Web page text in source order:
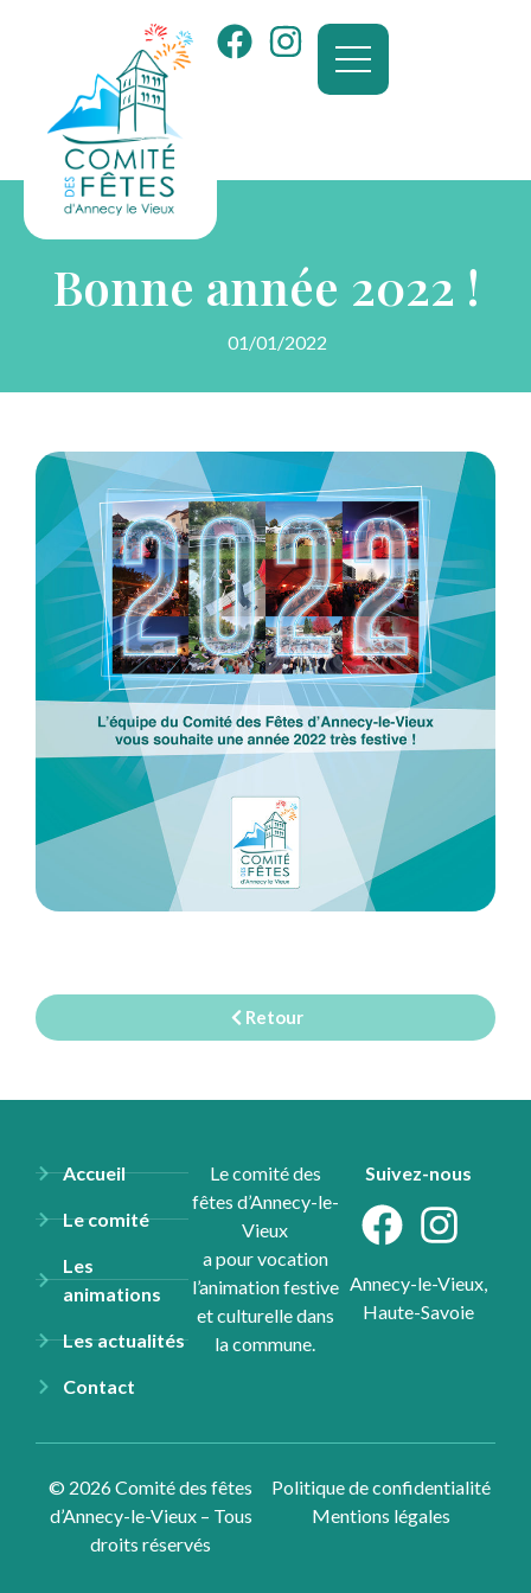
Bonne année 2022 !
01/01/2022
Retour
Accueil
Le comité
Les
animations
Les actualités
Contact
Le comité des
fêtes d’Annecy-le-
Vieux
a pour vocation
l’animation festive
et culturelle dans
la commune.
Suivez-nous
Annecy-le-Vieux,
Haute-Savoie
© 2026 Comité des fêtes
d’Annecy-le-Vieux – Tous
droits réservés
Politique de confidentialité
Mentions légales